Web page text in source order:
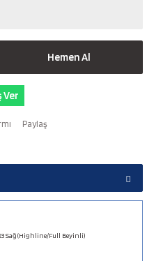
Hemen Al
Ver
Paylaş
Sağ (Highline/Full Beyinli)